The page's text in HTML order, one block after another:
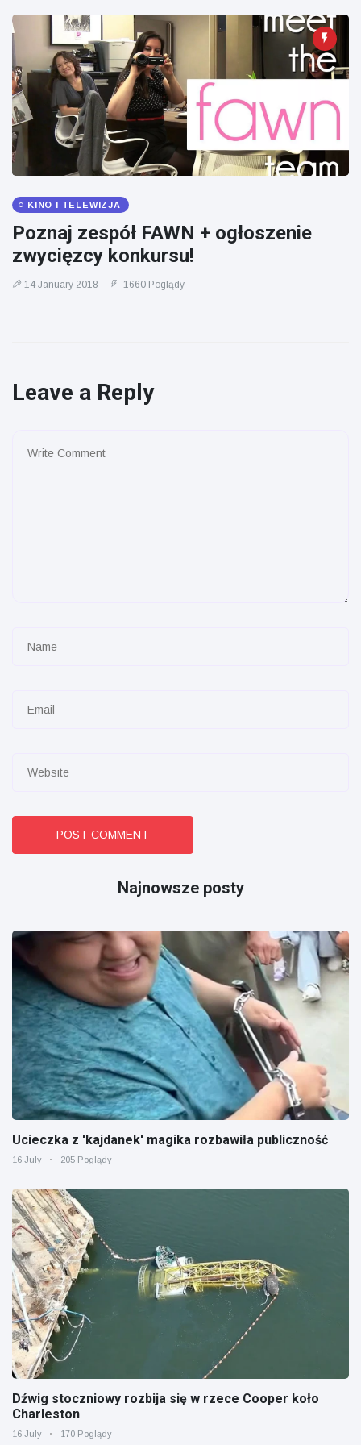
KINO I TELEWIZJA
Poznaj zespół FAWN + ogłoszenie
zwycięzcy konkursu!
14 January 2018 1660 Poglądy
Leave a Reply
POST COMMENT
Najnowsze posty
Ucieczka z 'kajdanek' magika rozbawiła publiczność
16 July 205 Poglądy
Dźwig stoczniowy rozbija się w rzece Cooper koło
Charleston
16 July 170 Poglądy